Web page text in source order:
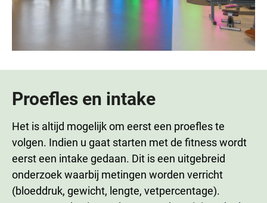
Proefles en intake
Het is altijd mogelijk om eerst een proefles te
volgen. Indien u gaat starten met de fitness wordt
eerst een intake gedaan. Dit is een uitgebreid
onderzoek waarbij metingen worden verricht
(bloeddruk, gewicht, lengte, vetpercentage).